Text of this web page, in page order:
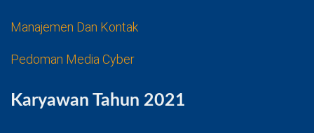
Manajemen Dan Kontak
Pedoman Media Cyber
Karyawan Tahun 2021